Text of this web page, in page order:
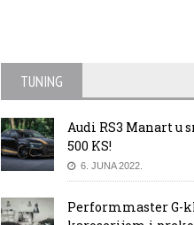
TUNING
Audi RS3 Manart u
500 KS!
6. JUNA 2022.
Performmaster G-